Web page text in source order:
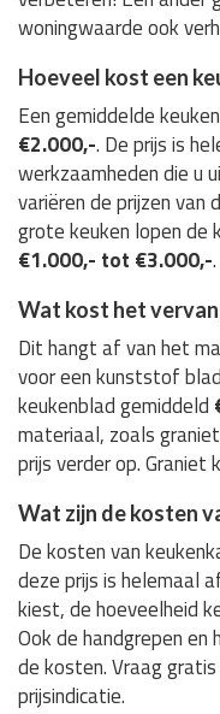
woningwaarde ook
Hoeveel kost een
Een gemiddelde
€2.000,-. De prijs is
werkzaamheden die u
variëren de prijzen van
grote keuken lopen de
€1.000,- tot €3.000,-.
Wat kost het
Dit hangt af van het
voor een kunststof
keukenblad gemiddeld
materiaal, zoals
prijs verder op. Graniet
Wat zijn de kosten
De kosten van
deze prijs is helemaal
kiest, de hoeveelheid
Ook de handgrepen
de kosten. Vraag
prijsindicatie.